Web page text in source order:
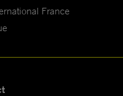
France